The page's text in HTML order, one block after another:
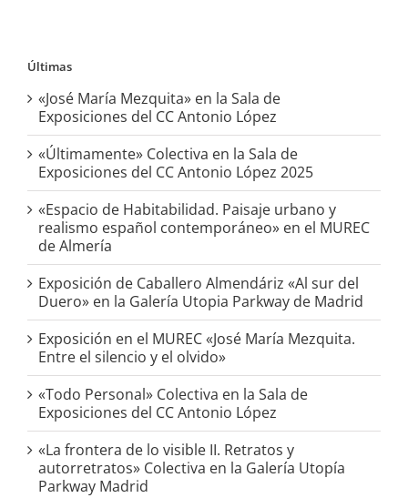
Últimas
«José María Mezquita» en la Sala de
Exposiciones del CC Antonio López
«Últimamente» Colectiva en la Sala de
Exposiciones del CC Antonio López 2025
«Espacio de Habitabilidad. Paisaje urbano y
realismo español contemporáneo» en el MUREC
de Almería
Exposición de Caballero Almendáriz «Al sur del
Duero» en la Galería Utopia Parkway de Madrid
Exposición en el MUREC «José María Mezquita.
Entre el silencio y el olvido»
«Todo Personal» Colectiva en la Sala de
Exposiciones del CC Antonio López
«La frontera de lo visible II. Retratos y
autorretratos» Colectiva en la Galería Utopía
Parkway Madrid